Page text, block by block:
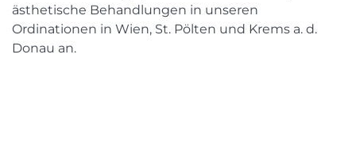
ästhetische Behandlungen in unseren
Ordinationen in Wien, St. Pölten und Krems a. d.
Donau an.